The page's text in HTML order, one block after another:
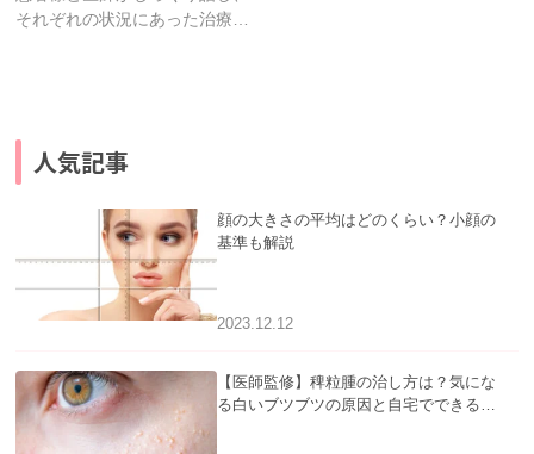
それぞれの状況にあった治療…
人気記事
顔の大きさの平均はどのくらい？小顔の
基準も解説
2023.12.12
【医師監修】稗粒腫の治し方は？気にな
る白いブツブツの原因と自宅でできるケ